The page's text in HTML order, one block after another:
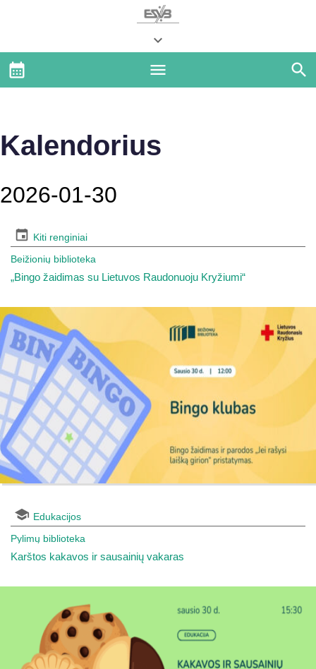
Kalendorius
2026-01-30
Kiti renginiai
Beižionių biblioteka
„Bingo žaidimas su Lietuvos Raudonuoju Kryžiumi“
Edukacijos
Pylimų biblioteka
Karštos kakavos ir sausainių vakaras